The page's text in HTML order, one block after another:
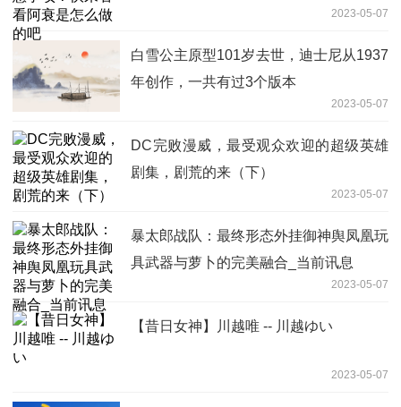
2023-05-07
白雪公主原型101岁去世，迪士尼从1937
年创作，一共有过3个版本
2023-05-07
DC完败漫威，最受观众欢迎的超级英雄
剧集，剧荒的来（下）
2023-05-07
暴太郎战队：最终形态外挂御神舆凤凰玩
具武器与萝卜的完美融合_当前讯息
2023-05-07
【昔日女神】川越唯 -- 川越ゆい
2023-05-07